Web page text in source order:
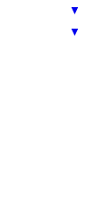
▼
▼